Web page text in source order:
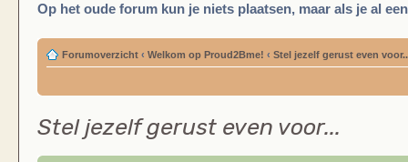
Op het oude forum kun je niets plaatsen, maar als je al
Forumoverzicht ‹ Welkom op Proud2Bme! ‹ Stel jezelf gerust even
Stel jezelf gerust even voor...